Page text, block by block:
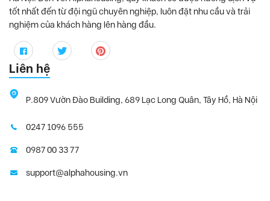
tốt nhất đến từ đội ngũ chuyên nghiệp, luôn đặt nhu cầu và trải
nghiệm của khách hàng lên hàng đầu.
Liên hệ
P.809 Vườn Đào Building, 689 Lạc Long Quân, Tây Hồ, Hà Nội
0247 1096 555
0987 00 33 77
support@alphahousing.vn